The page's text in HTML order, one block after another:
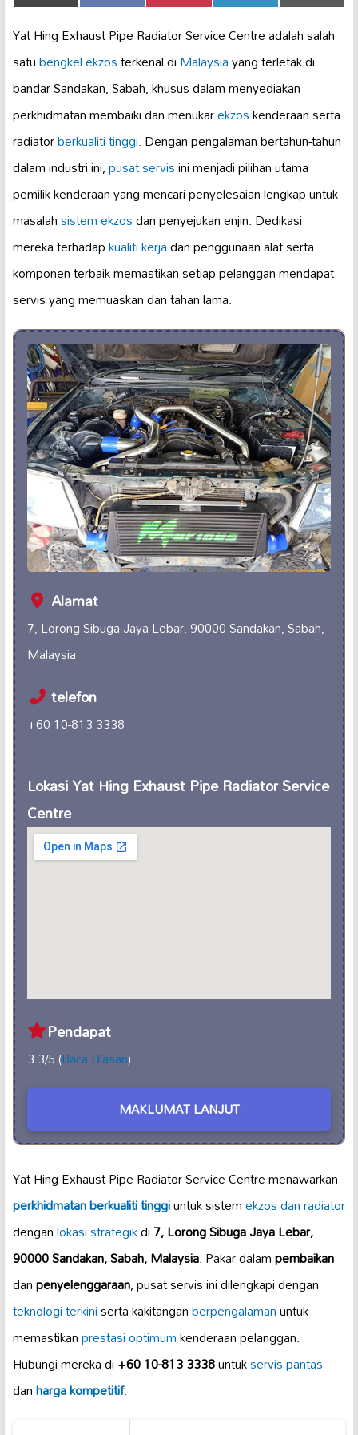
on
(Twitter) on on on on
Yat Hing Exhaust Pipe Radiator Service Centre adalah salah
satubengkel ekzosterkenal diMalaysiayang terletak di
bandar Sandakan, Sabah, khusus dalam menyediakan
perkhidmatan membaiki dan menukarekzoskenderaan serta
radiatorberkualiti tinggi. Dengan pengalaman bertahun-tahun
dalam industri ini,pusat servisini menjadi pilihan utama
pemilik kenderaan yang mencari penyelesaian lengkap untuk
masalahsistem ekzosdan penyejukan enjin. Dedikasi
mereka terhadapkualiti kerjadan penggunaan alat serta
komponen terbaik memastikan setiap pelanggan mendapat
servis yang memuaskan dan tahan lama.
Alamat
7, Lorong Sibuga Jaya Lebar, 90000 Sandakan, Sabah,
Malaysia
telefon
+60 10-813 3338
Lokasi Yat Hing Exhaust Pipe Radiator Service
Centre
Pendapat
3.3/5 (Baca Ulasan)
MAKLUMAT LANJUT
Yat Hing Exhaust Pipe Radiator Service Centre menawarkan
perkhidmatan berkualiti tinggiuntuk sistemekzos dan radiator
denganlokasi strategikdi7, Lorong Sibuga Jaya Lebar,
90000 Sandakan, Sabah, Malaysia. Pakar dalampembaikan
danpenyelenggaraan, pusat servis ini dilengkapi dengan
teknologi terkiniserta kakitanganberpengalamanuntuk
memastikanprestasi optimumkenderaan pelanggan.
Hubungi mereka di+60 10-813 3338untukservis pantas
danharga kompetitif.